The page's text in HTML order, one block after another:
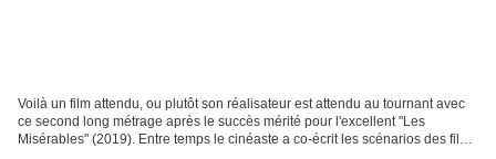
Voilà un film attendu, ou plutôt son réalisateur est attendu au tournant avec
ce second long métrage après le succès mérité pour l'excellent "Les
Misérables" (2019). Entre temps le cinéaste a co-écrit les scénarios des films